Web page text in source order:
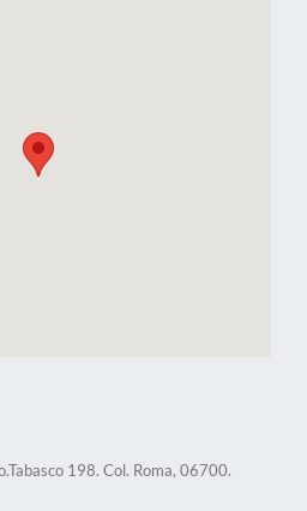
198. Col. Roma, 06700.